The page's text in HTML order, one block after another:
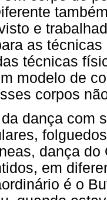
e
as
técnicas
modelo de
corpos
dança com
dança
em
é o